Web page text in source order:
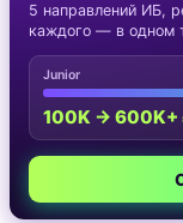
5 направлений ИБ,
каждого — в одном
Junior
100K → 600K+